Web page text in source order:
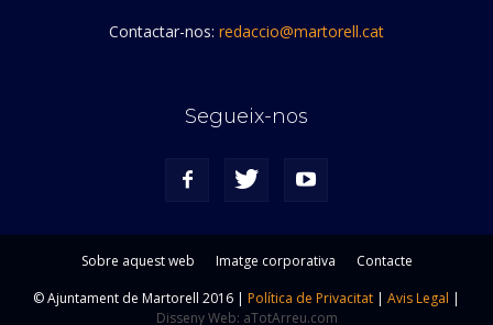
Contactar-nos: redaccio@martorell.cat
Segueix-nos
Sobre aquest web Imatge corporativa
Contacte
© Ajuntament de Martorell 2016 | Política de Privacitat | Avis Legal |
Disseny Web: aTotArreu.com